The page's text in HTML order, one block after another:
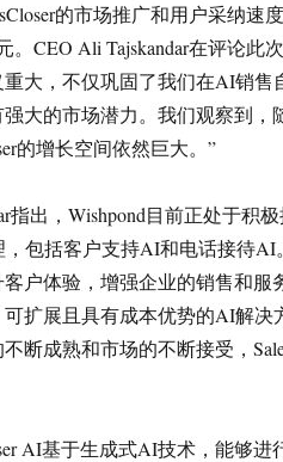
的市场推广和用户采纳
。CEO Ali Tajskandar在评论此
大，不仅巩固了我们在AI销
大的市场潜力。我们观察到
的增长空间依然巨大。”
指出，Wishpond目前正处于积
包括客户支持AI和电话接待
户体验，增强企业的销售和
扩展且具有成本优势的AI解
断成熟和市场的不断接受，
AI基于生成式AI技术，能够